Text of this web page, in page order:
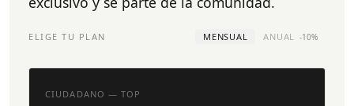
ELIGE TU PLAN MENSUAL ANUAL -10%
CIUDADANO — TOP